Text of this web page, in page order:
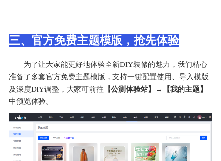
三、官方免费主题模版，抢先体验
为了让大家能更好地体验全新DIY装修的魅力，我们精心
准备了多套官方免费主题模版，支持一键配置使用、导入模版
及深度DIY调整，大家可前往 【公测体验站】→【我的主题】
中预览体验。